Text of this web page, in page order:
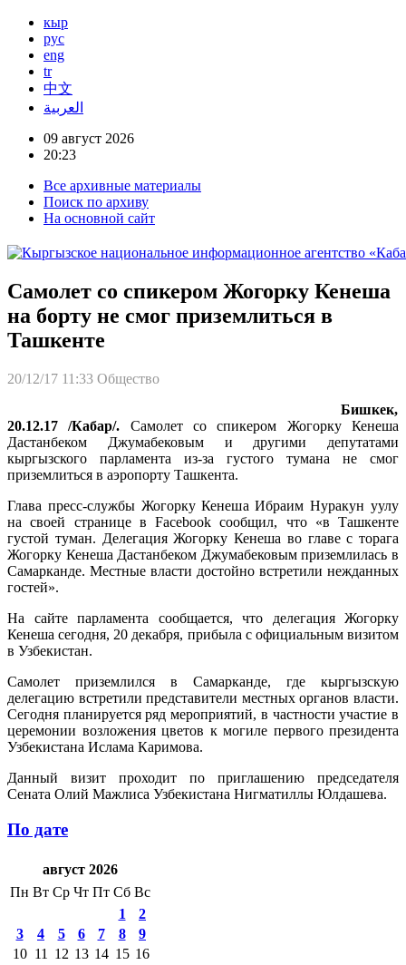
кыр
рус
eng
tr
中文
العربية
09 август 2026
20:23
Все архивные материалы
Поиск по архиву
На основной сайт
Самолет со спикером Жогорку Кенеша
на борту не смог приземлиться в
Ташкенте
20/12/17 11:33 Общество
Бишкек,
20.12.17 /Кабар/. Самолет со спикером Жогорку Кенеша
Дастанбеком Джумабековым и другими депутатами
кыргызского парламента из-за густого тумана не смог
приземлиться в аэропорту Ташкента.
Глава пресс-службы Жогорку Кенеша Ибраим Нуракун уулу
на своей странице в Facebook сообщил, что «в Ташкенте
густой туман. Делегация Жогорку Кенеша во главе с торага
Жогорку Кенеша Дастанбеком Джумабековым приземлилась в
Самарканде. Местные власти достойно встретили нежданных
гостей».
На сайте парламента сообщается, что делегация Жогорку
Кенеша сегодня, 20 декабря, прибыла с официальным визитом
в Узбекистан.
Самолет приземлился в Самарканде, где кыргызскую
делегацию встретили представители местных органов власти.
Сегодня планируется ряд мероприятий, в частности участие в
церемонии возложения цветов к могиле первого президента
Узбекистана Ислама Каримова.
Данный визит проходит по приглашению председателя
Сената Олий Мажлиса Узбекистана Нигматиллы Юлдашева.
По дате
август 2026
Пн Вт Ср Чт Пт Сб Вс
1
2
3
4 5 6 7 8
9
10 11 12 13 14 15 16